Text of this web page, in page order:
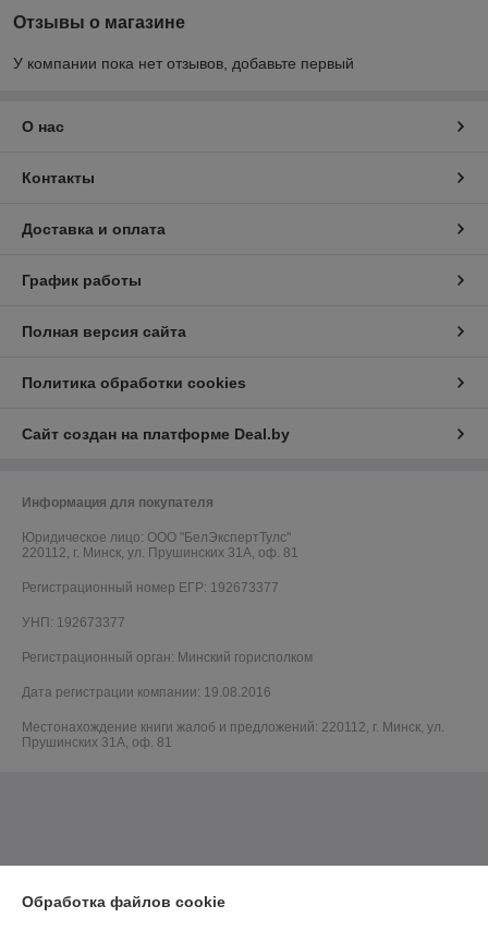
Отзывы о магазине
У компании пока нет отзывов, добавьте первый
О нас
Контакты
Доставка и оплата
График работы
Полная версия сайта
Политика обработки cookies
Сайт создан на платформе Deal.by
Информация для покупателя
Юридическое лицо: ООО "БелЭкспертТулс"
220112, г. Минск, ул. Прушинских 31А, оф. 81
Регистрационный номер ЕГР: 192673377
УНП: 192673377
Регистрационный орган: Минский горисполком
Дата регистрации компании: 19.08.2016
Местонахождение книги жалоб и предложений: 220112, г. Минск, ул.
Прушинских 31А, оф. 81
Обработка файлов cookie